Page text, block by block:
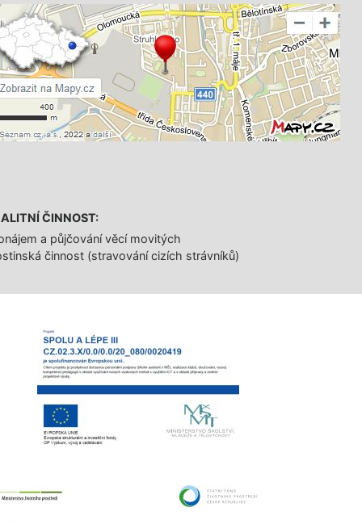
ČINNOST:
a půjčování věcí movitých
činnost (stravování cizích strávníků)